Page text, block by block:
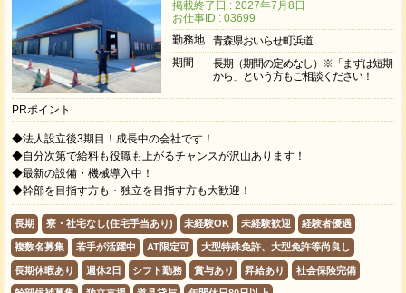
掲載終了日 : 2027年7月8日
お仕事ID : 03699
勤務地
青森県おいらせ町浜道
期間
長期（期間の定めなし）※「まずは短期
から」という方もご相談ください！
PRポイント
◆法人設立後3期目！成長中の会社です！
◆自分次第で給料も役職も上がるチャンスが沢山あります！
◆最新の設備・機械導入中！
◆幹部を目指す方も・独立を目指す方も大歓迎！
長期 寮・社宅なし(住宅手当あり) 未経験OK 未経験歓迎 経験者優遇
複数名募集 若手が活躍中 AT限定可 大型特殊免許、大型免許等尚良し
長期休暇あり 週休2日 シフト勤務 賞与あり 昇給あり 社会保険完備